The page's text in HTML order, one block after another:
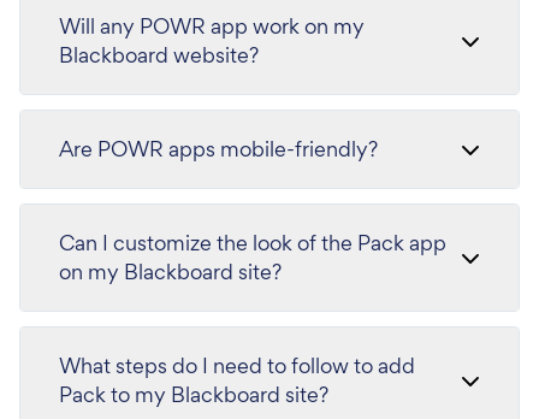
Will any POWR app work on my
Blackboard website?
Are POWR apps mobile-friendly?
Can I customize the look of the Pack app
on my Blackboard site?
What steps do I need to follow to add
Pack to my Blackboard site?